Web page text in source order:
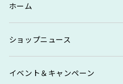
ホーム
ショップニュース
イベント＆キャンペーン